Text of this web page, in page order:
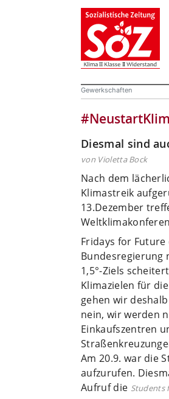
Gewerkschaften
Diesmal sind
von Violetta Bock
Nach dem
Klimastreik
13.Dezember
Fridays for
Bundesregierung
1,5°-Ziels
Klimazielen für
gehen wir
nein, wir werden
Einkaufszentren
Am 20.9. war die
aufzurufen.
Aufruf die Students